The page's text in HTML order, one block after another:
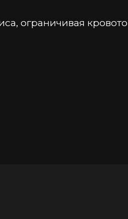
ограничивая